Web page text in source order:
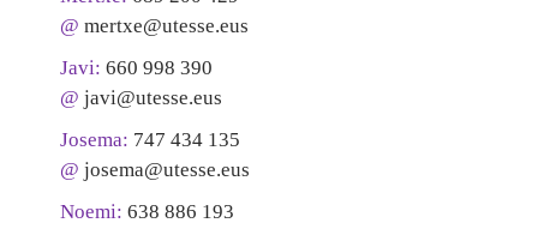
@ mertxe@utesse.eus
Javi: 660 998 390
@ javi@utesse.eus
Josema: 747 434 135
@ josema@utesse.eus
Noemi: 638 886 193